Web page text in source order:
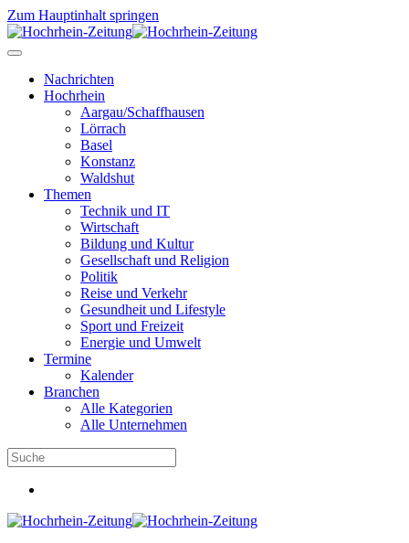
Zum Hauptinhalt springen
Nachrichten
Hochrhein
Aargau/Schaffhausen
Lörrach
Basel
Konstanz
Waldshut
Themen
Technik und IT
Wirtschaft
Bildung und Kultur
Gesellschaft und Religion
Politik
Reise und Verkehr
Gesundheit und Lifestyle
Sport und Freizeit
Energie und Umwelt
Termine
Kalender
Branchen
Alle Kategorien
Alle Unternehmen